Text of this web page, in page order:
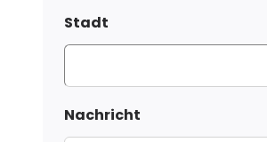
Stadt
Nachricht